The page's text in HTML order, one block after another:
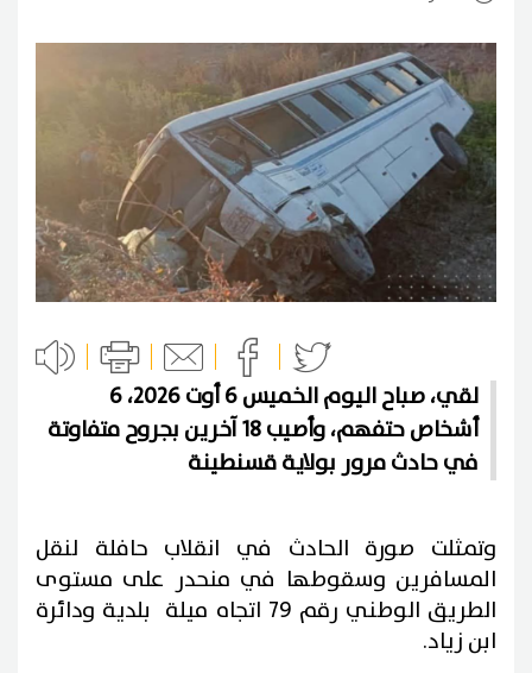
لقي، صباح اليوم الخميس 6 أوت 2026، 6
أشخاص حتفهم، وأصيب 18 آخرين بجروح متفاوتة
في حادث مرور بولاية قسنطينة
وتمثلت صورة الحادث في انقلاب حافلة لنقل
المسافرين وسقوطها في منحدر على مستوى
الطريق الوطني رقم 79 اتجاه ميلة بلدية ودائرة
ابن زياد.